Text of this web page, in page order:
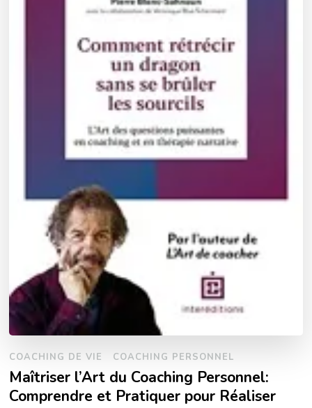
COACHING DE VIE COACHING PERSONNEL
Maîtriser l’Art du Coaching Personnel:
Comprendre et Pratiquer pour Réaliser